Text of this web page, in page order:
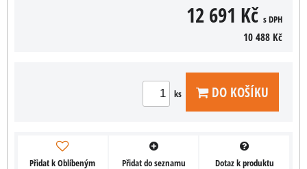
12 691 Kč s DPH
10 488 Kč
ks DO KOŠÍKU
Přidat k Oblíbeným Přidat do seznamu Dotaz k produktu